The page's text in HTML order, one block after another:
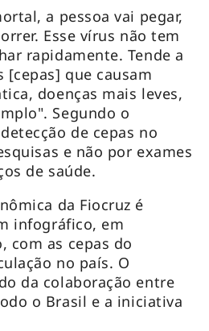
a pessoa vai pegar,
Esse vírus não tem
rapidamente. Tende a
[cepas] que causam
doenças mais leves,
Segundo o
de cepas no
e não por exames
de saúde.
da Fiocruz é
infográfico, em
com as cepas do
no país. O
da colaboração entre
o Brasil e a iniciativa